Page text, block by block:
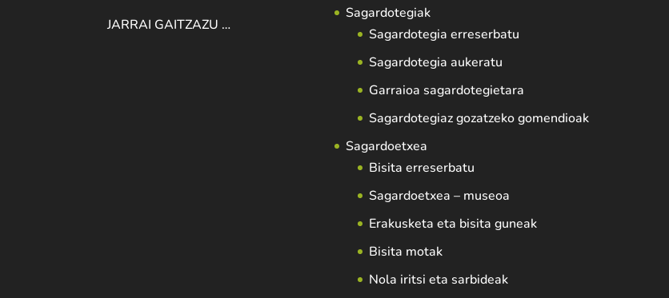
JARRAI GAITZAZU …
Sagardotegiak
Sagardotegia erreserbatu
Sagardotegia aukeratu
Garraioa sagardotegietara
Sagardotegiaz gozatzeko gomendioak
Sagardoetxea
Bisita erreserbatu
Sagardoetxea – museoa
Erakusketa eta bisita guneak
Bisita motak
Nola iritsi eta sarbideak